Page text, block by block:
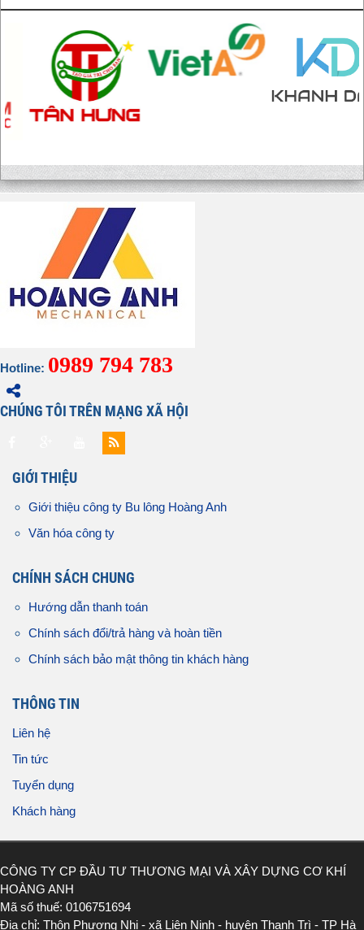
Hotline: 0989 794 783
CHÚNG TÔI TRÊN MẠNG XÃ HỘI
GIỚI THIỆU
Giới thiệu công ty Bu lông Hoàng Anh
Văn hóa công ty
CHÍNH SÁCH CHUNG
Hướng dẫn thanh toán
Chính sách đổi/trả hàng và hoàn tiền
Chính sách bảo mật thông tin khách hàng
THÔNG TIN
Liên hệ
Tin tức
Tuyển dụng
Khách hàng
CÔNG TY CP ĐẦU TƯ THƯƠNG MẠI VÀ XÂY DỰNG CƠ KHÍ
HOÀNG ANH
Mã số thuế: 0106751694
Địa chỉ: Thôn Phương Nhị - xã Liên Ninh - huyện Thanh Trì - TP Hà